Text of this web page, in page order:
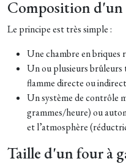
Composition d'un
Le principe est très simple :
Une chambre en briques
Un ou plusieurs brûleurs
flamme directe ou
Un système de contrôle
grammes/heure) ou
et l’atmosphère
Taille d'un four à